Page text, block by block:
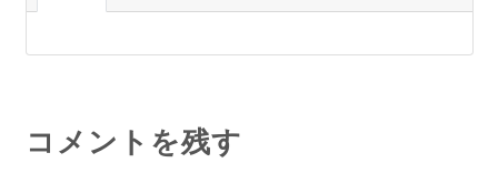
コメントを残す